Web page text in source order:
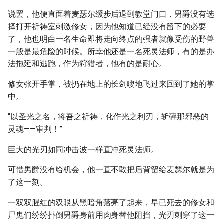
说罢，他便直面着麦瑟尔缓步后退到教堂门口，男爵没有选
择打开祈祷室刺激修女，因为他知道已经没有留下的必要
了，他也明白一名生命即将走向终点的强者就像受伤的野兽
一般是最危险的时候。所幸他还是一名死灵法师，有的是办
法拖延和逃跑，作为狩猎者，他有的是耐心。
修女张开手掌，被扔在地上的长剑嗖地飞过来回到了她的掌
中。
“以圣光之名，将吾之祈祷，化作光之利刃，斩碎那邪恶的
灵魂——审判！”
巨大的光刃如同冲击波一样直冲死灵法师。
可惜男爵没有给机会，他一直不敢把后背留给麦瑟尔就是为
了这一刻。
一双双腥红的双眼从黑暗角落亮了起来，早已死去的修女和
尸鬼们纷纷扑倒男爵身前用肉身替他阻挡，光刃刺穿了这一